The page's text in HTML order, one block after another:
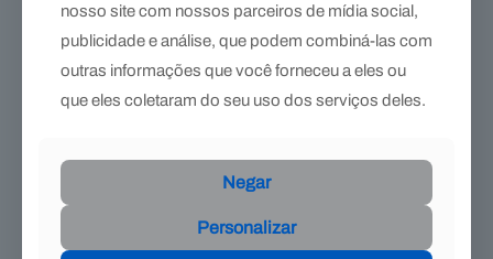
+55 (24) 2220-4550
nosso site com nossos parceiros de mídia social,
publicidade e análise, que podem combiná-las com
outras informações que você forneceu a eles ou
que eles coletaram do seu uso dos serviços deles.
Negar
Personalizar